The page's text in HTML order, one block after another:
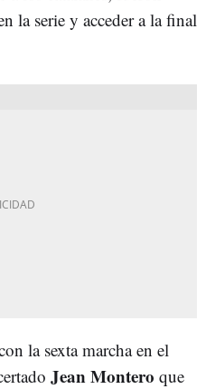
la serie y acceder a la final
la sexta marcha en el
Jean Montero que